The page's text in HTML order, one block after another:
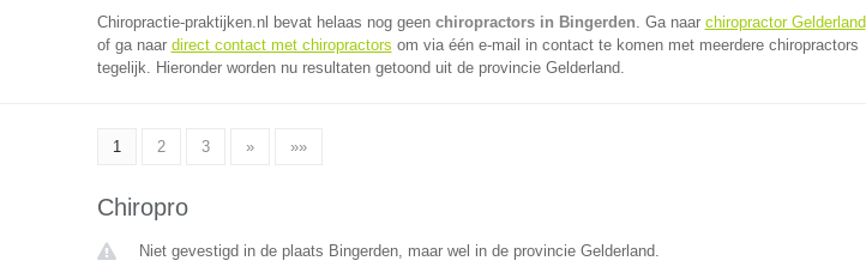
Chiropractie-praktijken.nl bevat helaas nog geen chiropractors in Bingerden. Ga naar chiropractor Gelderland
of ga naar direct contact met chiropractors om via één e-mail in contact te komen met meerdere chiropractors
tegelijk. Hieronder worden nu resultaten getoond uit de provincie Gelderland.
1 2 3 » »»
Chiropro
Niet gevestigd in de plaats Bingerden, maar wel in de provincie Gelderland.